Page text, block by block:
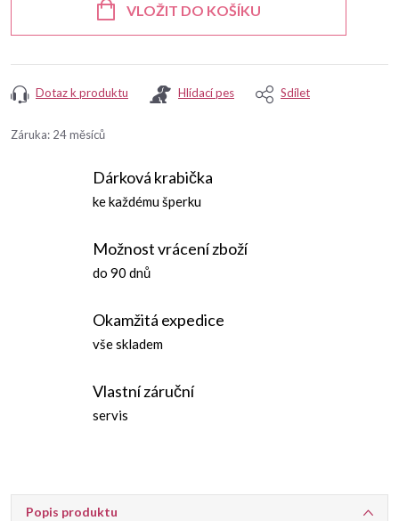
VLOŽIT DO KOŠÍKU
Dotaz k produktu Hlídací pes Sdílet
Záruka: 24 měsíců
Dárková krabička
ke každému šperku
Možnost vrácení zboží
do 90 dnů
Okamžitá expedice
vše skladem
Vlastní záruční
servis
Popis produktu